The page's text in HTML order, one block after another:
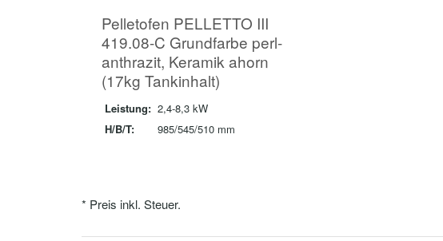
Pelletofen PELLETTO III
419.08-C Grundfarbe perl-
anthrazit, Keramik ahorn
(17kg Tankinhalt)
Leistung: 2,4-8,3 kW
H/B/T:
985/545/510 mm
* Preis inkl. Steuer.